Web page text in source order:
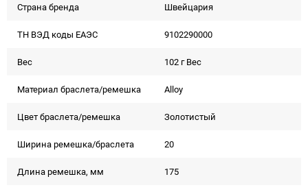
Страна бренда Швейцария
ТН ВЭД коды ЕАЭС 9102290000
Вес 102 г Вес
Материал браслета/ремешка Alloy
Цвет браслета/ремешка Золотистый
Ширина ремешка/браслета 20
Длина ремешка, мм 175